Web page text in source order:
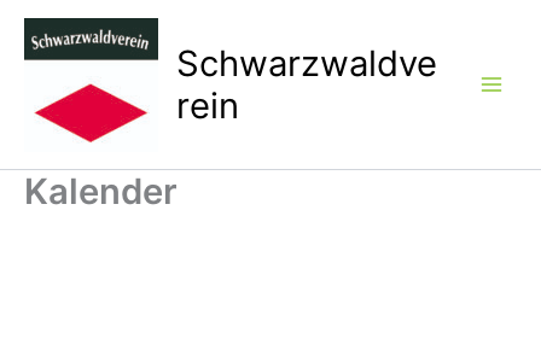
Zum
Inhalt
Schwarzwaldve
rein
Kalender